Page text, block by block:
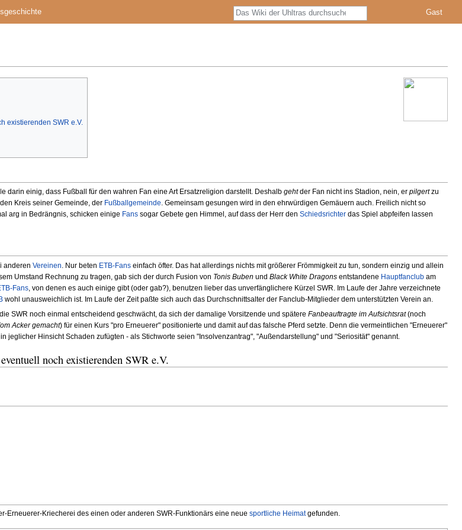
existierenden SWR e.V.
darin einig, dass Fußball für den wahren Fan eine Art Ersatzreligion darstellt. Deshalb gehtder Fan nicht ins Stadion, nein, er pilgertzu
Kreis seiner Gemeinde, der Fußballgemeinde. Gemeinsam gesungen wird in den ehrwürdigen Gemäuern auch. Freilich nicht so
arg in Bedrängnis, schicken einige Fans sogar Gebete gen Himmel, auf dass der Herr den Schiedsrichter das Spiel abpfeifen lassen
anderen Vereinen . Nur beten ETB-Fans einfach öfter. Das hat allerdings nichts mit größerer Frömmigkeit zu tun, sondern einzig und allein
Umstand Rechnung zu tragen, gab sich der durch Fusion von Tonis Buben und Black White Dragons entstandene Hauptfanclub am
Fans , von denen es auch einige gibt (oder gab?), benutzen lieber das unverfänglichere Kürzel SWR. Im Laufe der Jahre verzeichnete
wohl unausweichlich ist. Im Laufe der Zeit paßte sich auch das Durchschnittsalter der Fanclub-Mitglieder dem unterstützten Verein an.
SWR noch einmal entscheidend geschwächt, da sich der damalige Vorsitzende und spätere Fanbeauftragte im Aufsichtsrat(noch
Acker gemacht) für einen Kurs "pro Erneuerer" positionierte und damit auf das falsche Pferd setzte. Denn die vermeintlichen "Erneuerer"
jeglicher Hinsicht Schaden zufügten - als Stichworte seien "Insolvenzantrag", "Außendarstellung" und "Seriosität" genannt.
noch existierenden SWR e.V.
Erneuerer-Kriecherei des einen oder anderen SWR-Funktionärs eine neue sportliche Heimatgefunden.
Gast
S
u